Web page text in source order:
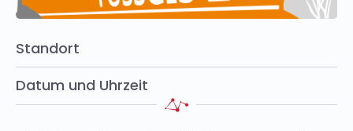
Standort
Datum und Uhrzeit